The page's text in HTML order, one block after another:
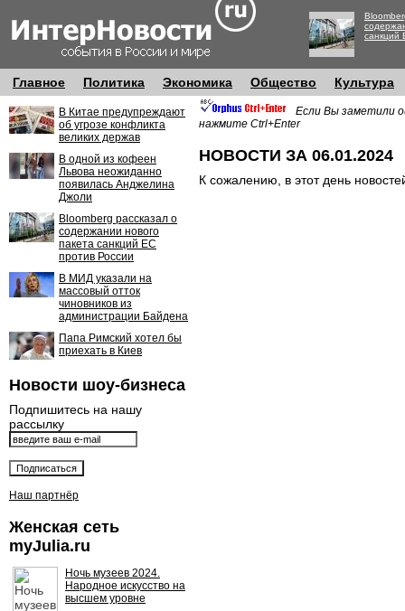
санкций
Главное Политика Экономика Общество Культура
В Китае предупреждают
об угрозе конфликта
великих держав
В одной из кофеен
Львова неожиданно
появилась Анджелина
Джоли
Bloomberg рассказал о
содержании нового
пакета санкций ЕС
против России
В МИД указали на
массовый отток
чиновников из
администрации Байдена
Папа Римский хотел бы
приехать в Киев
Новости шоу-бизнеса
Подпишитесь на нашу
рассылку
Наш партнёр
Женская сеть
myJulia.ru
Ночь музеев 2024.
Народное искусство на
высшем уровне
Если Вы заметили
нажмите Ctrl+Enter
НОВОСТИ ЗА 06.01.2024
К сожалению, в этот день